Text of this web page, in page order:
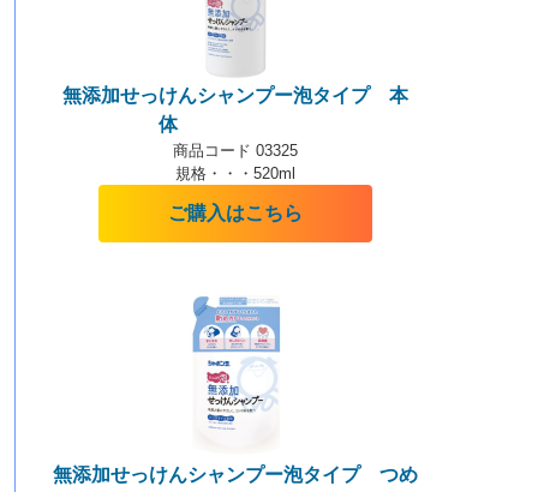
無添加せっけんシャンプー泡タイプ 本
体【泡タイプ】
商品コード 03325
規格・・・520ml
ご購入はこちら
無添加せっけんシャンプー泡タイプ つめ